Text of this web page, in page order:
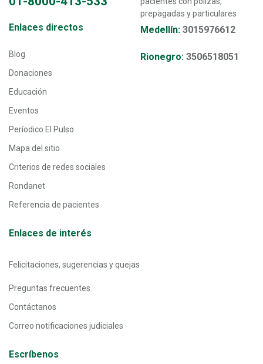
prepagadas y particulares
Medellín: 3015976612
Rionegro: 3506518051
Transversal - Menú enlaces directos footer
Enlaces directos
Blog
Donaciones
Educación
Eventos
Períodico El Pulso
Mapa del sitio
Criterios de redes sociales
Rondanet
Referencia de pacientes
Enlaces de interés
Felicitaciones, sugerencias y quejas
Preguntas frecuentes
Contáctanos
Correo notificaciones judiciales
Escríbenos